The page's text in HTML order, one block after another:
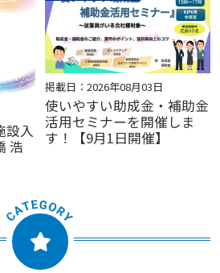
設入
浩
掲載日：2026年08月03日
使いやすい助成金・補助金
活用セミナーを開催しま
す！【9月1日開催】